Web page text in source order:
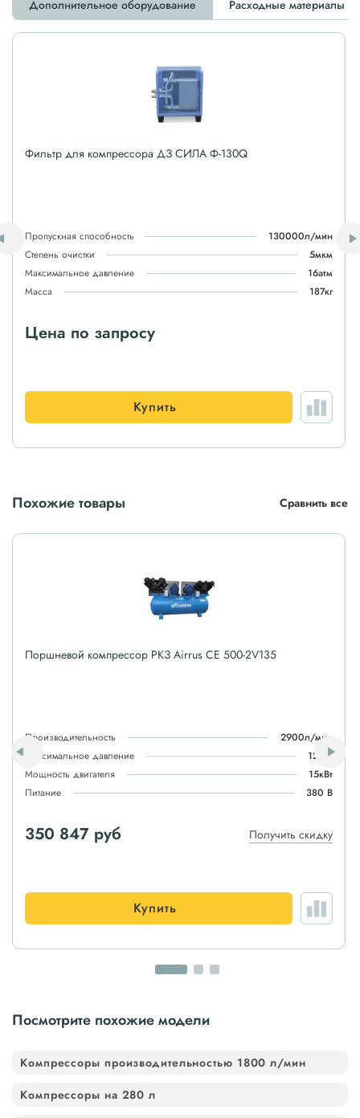
Дополнительное оборудование Расходные материалы
Фильтр для компрессора ДЗ СИЛА Ф-130Q
Пропускная способность
130000л/мин
Степень очистки
5мкм
Максимальное давление
16атм
Масса
187кг
Цена по запросу
Купить
Похожие товары Сравнить все
Поршневой компрессор РКЗ Airrus CE 500-2V135
Производительность
2900л/мин
Максимальное давление
12атм
Мощность двигателя
15кВт
Питание
380 В
350 847 руб Получить скидку
Купить
Посмотрите похожие модели
Компрессоры производительностью 1800 л/мин
Компрессоры на 280 л